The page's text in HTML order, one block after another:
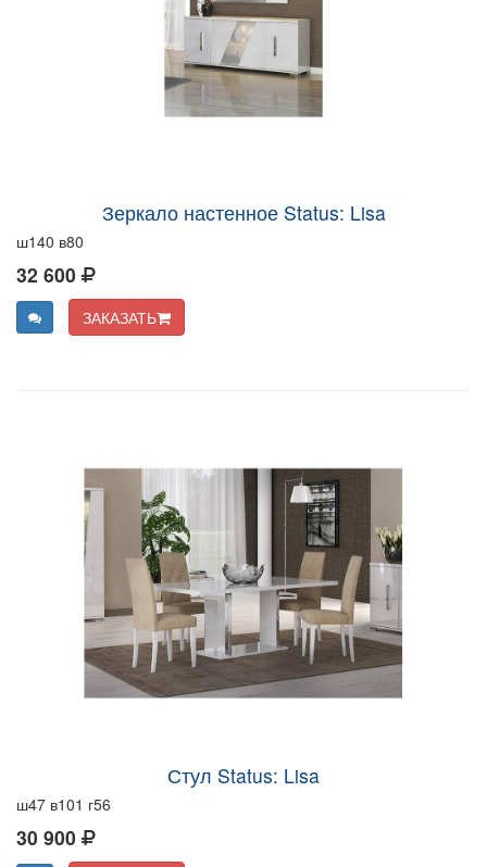
Зеркало настенное Status: Lisa
ш140 в80
32 600
ЗАКАЗАТЬ
Стул Status: Lisa
ш47 в101 г56
30 900